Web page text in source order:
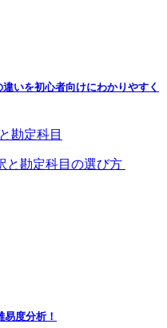
いを初心者向けにわかりやすく
勘定科目
と勘定科目の選び方
度分析！